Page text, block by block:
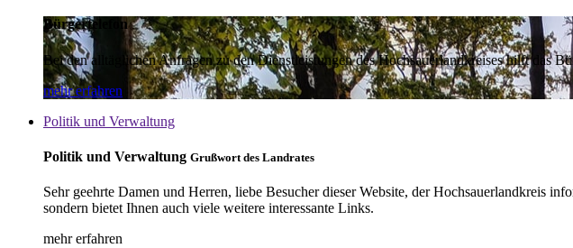
Bürgertelefon
Bei den alltäglichen Anfragen zu den Dienstleistungen des Hochsauerlandkreises hilft das
mehr erfahren
Politik und Verwaltung
Politik und Verwaltung Grußwort des Landrates
Sehr geehrte Damen und Herren, liebe Besucher dieser Website, der Hochsauerlandkreis
sondern bietet Ihnen auch viele weitere interessante Links.
mehr erfahren